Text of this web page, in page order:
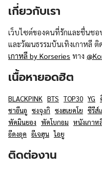
เกี่ยวกับเรา
เว็บไซต์ของคนที่รักและชื่นช
และวัฒนธรรมบันเทิงเกาหลี ติ
เกาหลี by Korseries ทาง
เนื้อหายอดฮิต
BLACKPINK BTS TOP30 YG
ชาอึนอู ซงจุงกิ ซงฮเยคโย ซีรีส์
พัคมินยอง พัคโบกอม หนังเกาห
อีดงอุค อีเจฮุน ไอยู
ติดต่องาน